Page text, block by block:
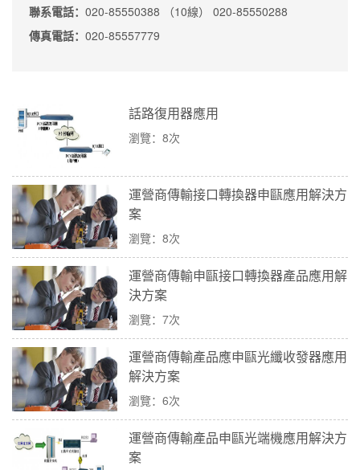
聯系電話： 020-85550388 （10線） 020-85550288
傳真電話： 020-85557779
話路復用器應用
瀏覽：8次
運營商傳輸接口轉換器申甌應用解決方
案
瀏覽：8次
運營商傳輸申甌接口轉換器產品應用解
決方案
瀏覽：7次
運營商傳輸產品應申甌光纖收發器應用
解決方案
瀏覽：6次
運營商傳輸產品申甌光端機應用解決方
案